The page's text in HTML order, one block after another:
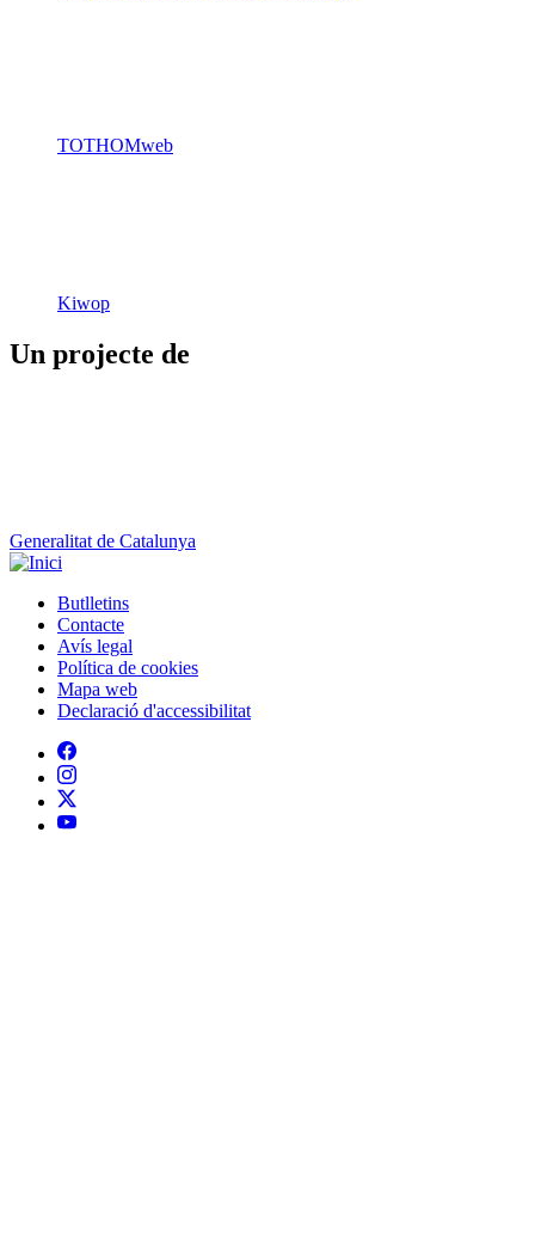
TOTHOMweb
Kiwop
Un projecte de
Generalitat de Catalunya
Peu
Butlletins
Contacte
Avís legal
Política de cookies
Mapa web
Declaració d'accessibilitat